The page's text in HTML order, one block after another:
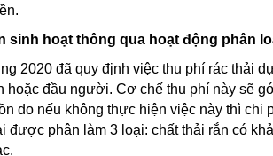
sinh hoạt thông qua hoạt động phân
2020 đã quy định việc thu phí rác thải
hoặc đầu người. Cơ chế thu phí này sẽ
do nếu không thực hiện việc này thì chi
được phân làm 3 loại: chất thải rắn có